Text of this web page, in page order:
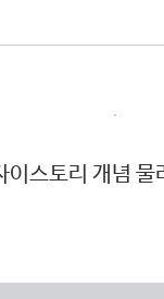
스토리 개념